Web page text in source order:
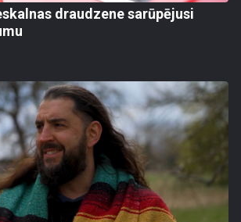
draudzene sarūpējusi